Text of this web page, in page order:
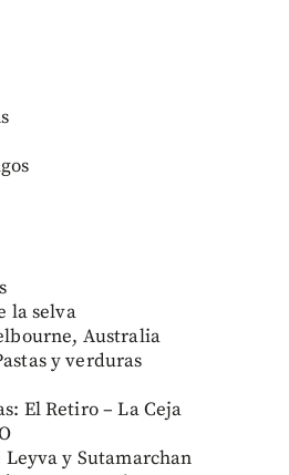
la selva
Australia
y verduras
El Retiro – La Ceja
Leyva y Sutamarchan